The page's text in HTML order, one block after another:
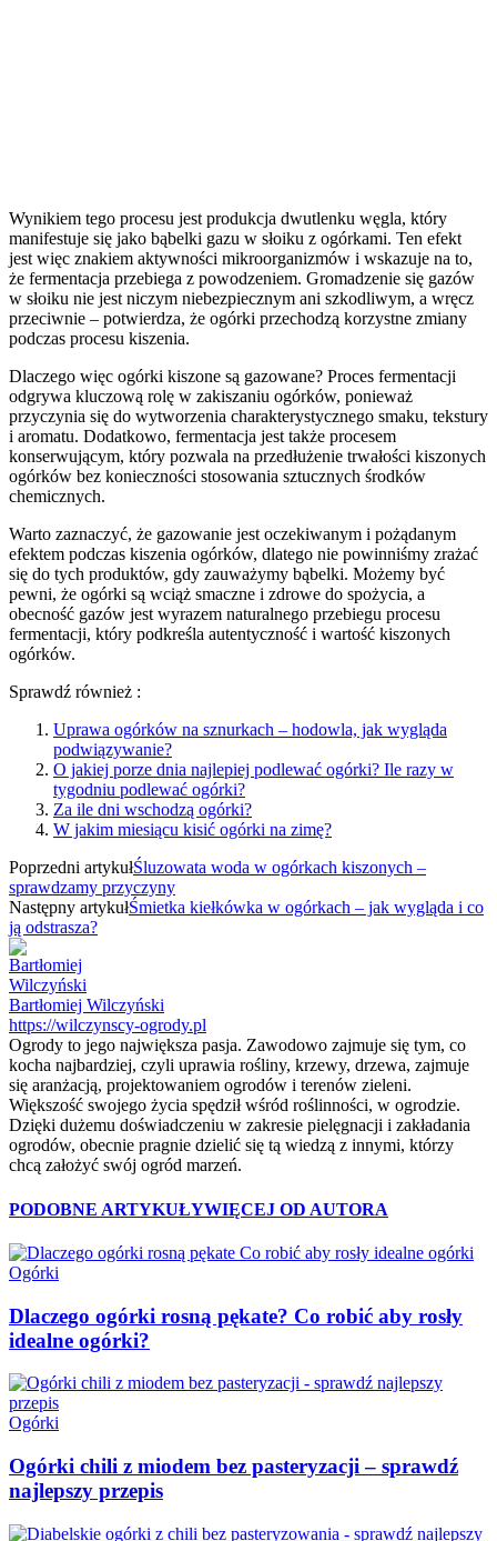
Wynikiem tego procesu jest produkcja dwutlenku węgla, który
manifestuje się jako bąbelki gazu w słoiku z ogórkami. Ten efekt
jest więc znakiem aktywności mikroorganizmów i wskazuje na to,
że fermentacja przebiega z powodzeniem. Gromadzenie się gazów
w słoiku nie jest niczym niebezpiecznym ani szkodliwym, a wręcz
przeciwnie – potwierdza, że ogórki przechodzą korzystne zmiany
podczas procesu kiszenia.
Dlaczego więc ogórki kiszone są gazowane? Proces fermentacji
odgrywa kluczową rolę w zakiszaniu ogórków, ponieważ
przyczynia się do wytworzenia charakterystycznego smaku, tekstury
i aromatu. Dodatkowo, fermentacja jest także procesem
konserwującym, który pozwala na przedłużenie trwałości kiszonych
ogórków bez konieczności stosowania sztucznych środków
chemicznych.
Warto zaznaczyć, że gazowanie jest oczekiwanym i pożądanym
efektem podczas kiszenia ogórków, dlatego nie powinniśmy zrażać
się do tych produktów, gdy zauważymy bąbelki. Możemy być
pewni, że ogórki są wciąż smaczne i zdrowe do spożycia, a
obecność gazów jest wyrazem naturalnego przebiegu procesu
fermentacji, który podkreśla autentyczność i wartość kiszonych
ogórków.
Sprawdź również :
Uprawa ogórków na sznurkach – hodowla, jak wygląda
podwiązywanie?
O jakiej porze dnia najlepiej podlewać ogórki? Ile razy w
tygodniu podlewać ogórki?
Za ile dni wschodzą ogórki?
W jakim miesiącu kisić ogórki na zimę?
Poprzedni artykułŚluzowata woda w ogórkach kiszonych –
sprawdzamy przyczyny
Następny artykułŚmietka kiełkówka w ogórkach – jak wygląda i co
ją odstrasza?
Bartłomiej Wilczyński
https://wilczynscy-ogrody.pl
Ogrody to jego największa pasja. Zawodowo zajmuje się tym, co
kocha najbardziej, czyli uprawia rośliny, krzewy, drzewa, zajmuje
się aranżacją, projektowaniem ogrodów i terenów zieleni.
Większość swojego życia spędził wśród roślinności, w ogrodzie.
Dzięki dużemu doświadczeniu w zakresie pielęgnacji i zakładania
ogrodów, obecnie pragnie dzielić się tą wiedzą z innymi, którzy
chcą założyć swój ogród marzeń.
PODOBNE ARTYKUŁYWIĘCEJ OD AUTORA
Ogórki
Dlaczego ogórki rosną pękate? Co robić aby rosły
idealne ogórki?
Ogórki
Ogórki chili z miodem bez pasteryzacji – sprawdź
najlepszy przepis